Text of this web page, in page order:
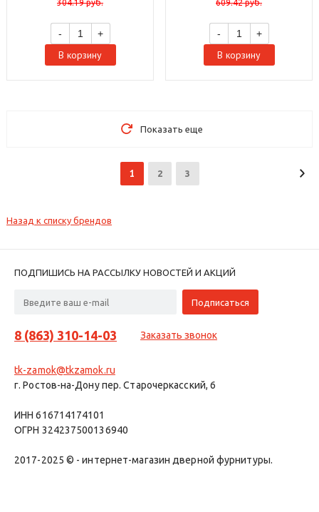
304.19руб.
- +
В корзину
609.42руб.
- +
В корзину
Показать еще
1 2 3
Назад к списку брендов
ПОДПИШИСЬ НА РАССЫЛКУ НОВОСТЕЙ И АКЦИЙ
8 (863) 310-14-03 Заказать звонок
tk-zamok@tkzamok.ru
г. Ростов-на-Дону пер. Старочеркасский, 6
ИНН 616714174101
ОГРН 324237500136940
2017-2025 © - интернет-магазин дверной фурнитуры.